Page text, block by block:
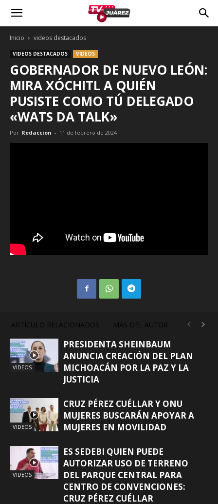
Inicio videos destacados
VIDEOS DESTACADOS VIDEOS
GOBERNADOR DE NUEVO LEÓN:
MIRA XÓCHITL A QUIÉN
PUSISTE COMO TÚ DELEGADO
«WATS DA TALK»
Por Redaccion - 11 de febrero de 2024
ARTÍCULO RELACIONADOS MÁS DEL AUTOR
VIDEOS
PRESIDENTA SHEINBAUM
ANUNCIA CREACIÓN DEL PLAN
MICHOACÁN POR LA PAZ Y LA
JUSTICIA
VIDEOS
CRUZ PÉREZ CUÉLLAR Y ONU
MUJERES BUSCARÁN APOYAR A
MUJERES EN MOVILIDAD
VIDEOS
ES SEDEBI QUIEN PUEDE
AUTORIZAR USO DE TERRENO
DEL PARQUE CENTRAL PARA
CENTRO DE CONVENCIONES:
CRUZ PÉREZ CUÉLLAR